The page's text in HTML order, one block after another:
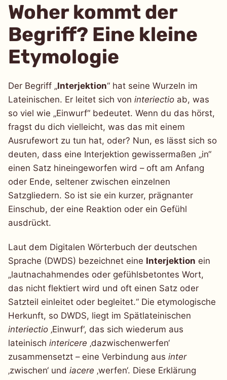
Woher kommt der
Begriff? Eine kleine
Etymologie
Der Begriff „Interjektion“ hat seine Wurzeln im
Lateinischen. Er leitet sich von interiectio ab, was
so viel wie „Einwurf“ bedeutet. Wenn du das hörst,
fragst du dich vielleicht, was das mit einem
Ausrufewort zu tun hat, oder? Nun, es lässt sich so
deuten, dass eine Interjektion gewissermaßen „in“
einen Satz hineingeworfen wird – oft am Anfang
oder Ende, seltener zwischen einzelnen
Satzgliedern. So ist sie ein kurzer, prägnanter
Einschub, der eine Reaktion oder ein Gefühl
ausdrückt.
Laut dem Digitalen Wörterbuch der deutschen
Sprache (DWDS) bezeichnet eine Interjektion ein
„lautnachahmendes oder gefühlsbetontes Wort,
das nicht flektiert wird und oft einen Satz oder
Satzteil einleitet oder begleitet.“ Die etymologische
Herkunft, so DWDS, liegt im Spätlateinischen
interiectio ‚Einwurf‘, das sich wiederum aus
lateinisch intericere ‚dazwischenwerfen‘
zusammensetzt – eine Verbindung aus inter
‚zwischen‘ und iacere ‚werfen‘. Diese Erklärung